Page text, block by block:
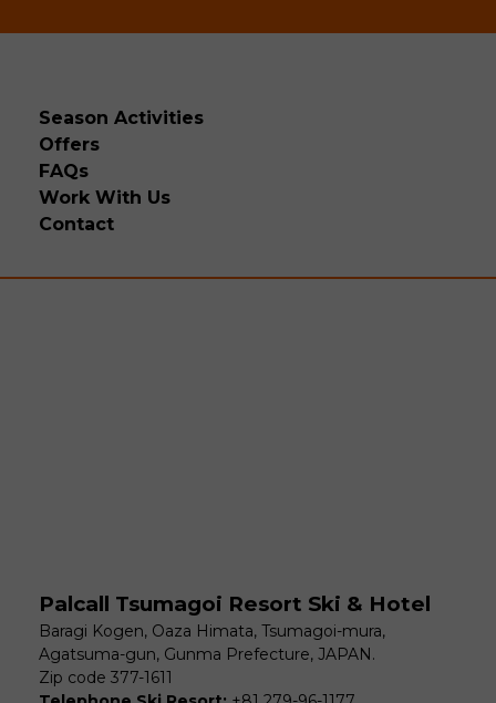
Season Activities
Offers
FAQs
Work With Us
Contact
Palcall Tsumagoi Resort Ski & Hotel
Baragi Kogen, Oaza Himata, Tsumagoi-mura,
Agatsuma-gun, Gunma Prefecture, JAPAN.
Zip code 377-1611